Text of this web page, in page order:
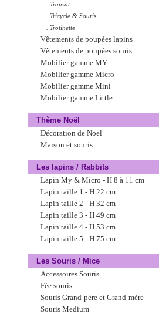
. Transat
. Tricycle & Souris
. Trotinette
Vêtements de poupées lapins
Vêtements de poupées souris
Mobilier gamme MY
Mobilier gamme Micro
Mobilier gamme Mini
Mobilier gamme Little
Thème Noël
Décoration de Noël
Maison et souris
Les lapins / Rabbits
Lapin My & Micro - H 8 à 11 cm
Lapin taille 1 - H 22 cm
Lapin taille 2 - H 32 cm
Lapin taille 3 - H 49 cm
Lapin taille 4 - H 53 cm
Lapin taille 5 - H 75 cm
Les Souris / Mice
Accessoires Souris
Fée souris
Souris Grand-père et Grand-mère
Souris Medium